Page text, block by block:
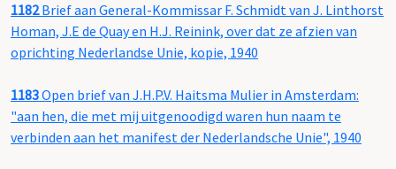
1182Brief aan General-Kommissar F. Schmidt van J. Linthorst
Homan, J.E de Quay en H.J. Reinink, over dat ze afzien van
oprichting Nederlandse Unie, kopie, 1940
1183Open brief van J.H.P.V. Haitsma Mulier in Amsterdam:
"aan hen, die met mij uitgenoodigd waren hun naam te
verbinden aan het manifest der Nederlandsche Unie", 1940